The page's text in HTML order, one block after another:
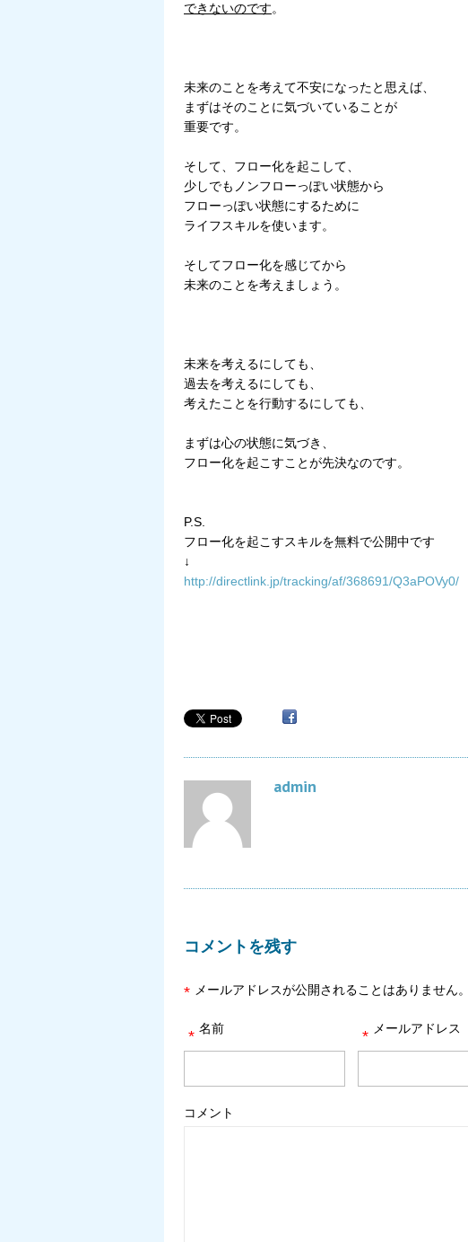
できないのです。
未来のことを考えて不安になったと思えば、
まずはそのことに気づいていることが
重要です。
そして、フロー化を起こして、
少しでもノンフローっぽい状態から
フローっぽい状態にするために
ライフスキルを使います。
そしてフロー化を感じてから
未来のことを考えましょう。
未来を考えるにしても、
過去を考えるにしても、
考えたことを行動するにしても、
まずは心の状態に気づき、
フロー化を起こすことが先決なのです。
P.S.
フロー化を起こすスキルを無料で公開中です
↓
http://directlink.jp/tracking/af/368691/Q3aPOVy0/
admin
コメントを残す
メールアドレスが公開されることはありません。
*
名前
* メールアドレス
*
コメント